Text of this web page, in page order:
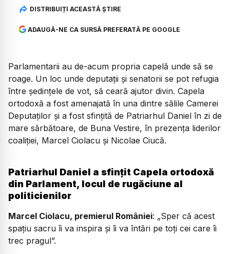
DISTRIBUIȚI ACEASTĂ ȘTIRE
ADAUGĂ-NE CA SURSĂ PREFERATĂ PE GOOGLE
Parlamentarii au de-acum propria capelă unde să se
roage. Un loc unde deputații și senatorii se pot refugia
între ședințele de vot, să ceară ajutor divin. Capela
ortodoxă a fost amenajată în una dintre sălile Camerei
Deputaților și a fost sfințită de Patriarhul Daniel în zi de
mare sărbătoare, de Buna Vestire, în prezența liderilor
coaliției, Marcel Ciolacu și Nicolae Ciucă.
Patriarhul Daniel a sfințit Capela ortodoxă
din Parlament, locul de rugăciune al
politicienilor
Marcel Ciolacu, premierul României: „Sper că acest
spațiu sacru îi va inspira și îi va întări pe toți cei care îi
trec pragul”.